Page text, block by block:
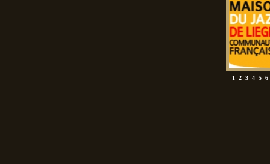
1 2 3 4 5 6